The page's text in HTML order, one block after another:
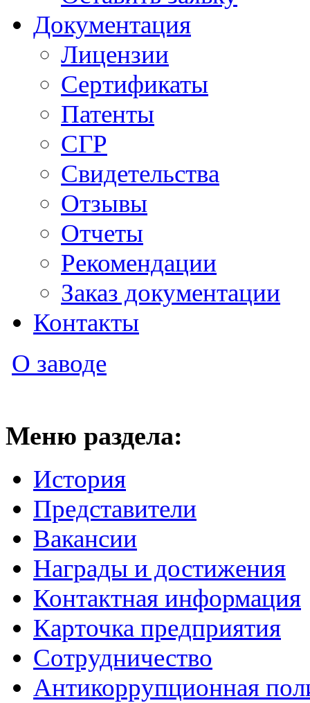
Документация
Лицензии
Сертификаты
Патенты
СГР
Свидетельства
Отзывы
Отчеты
Рекомендации
Заказ документации
Контакты
О заводе
Меню раздела:
История
Представители
Вакансии
Награды и достижения
Контактная информация
Карточка предприятия
Сотрудничество
Антикоррупционная